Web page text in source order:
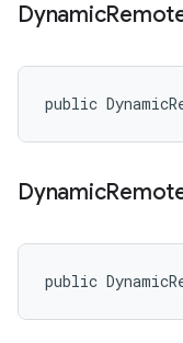
Dynamic
public
Dynamic
public